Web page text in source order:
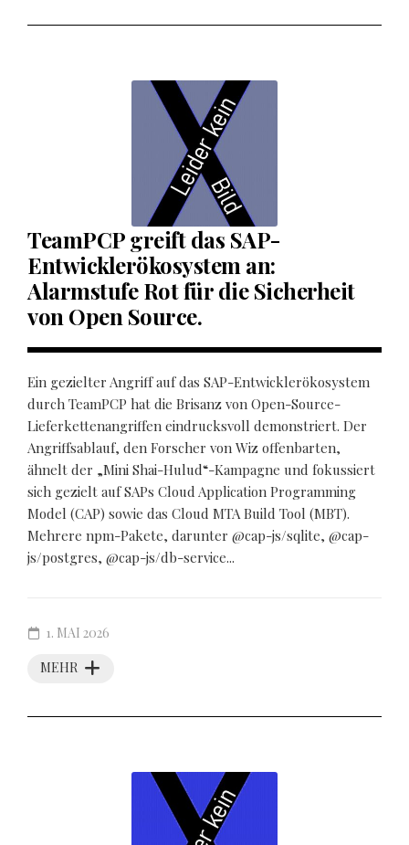
TeamPCP greift das SAP-
Entwicklerökosystem an:
Alarmstufe Rot für die Sicherheit
von Open Source.
Ein gezielter Angriff auf das SAP-Entwicklerökosystem
durch TeamPCP hat die Brisanz von Open-Source-
Lieferkettenangriffen eindrucksvoll demonstriert. Der
Angriffsablauf, den Forscher von Wiz offenbarten,
ähnelt der „Mini Shai-Hulud“-Kampagne und fokussiert
sich gezielt auf SAPs Cloud Application Programming
Model (CAP) sowie das Cloud MTA Build Tool (MBT).
Mehrere npm-Pakete, darunter @cap-js/sqlite, @cap-
js/postgres, @cap-js/db-service...
MEHR
1. MAI 2026